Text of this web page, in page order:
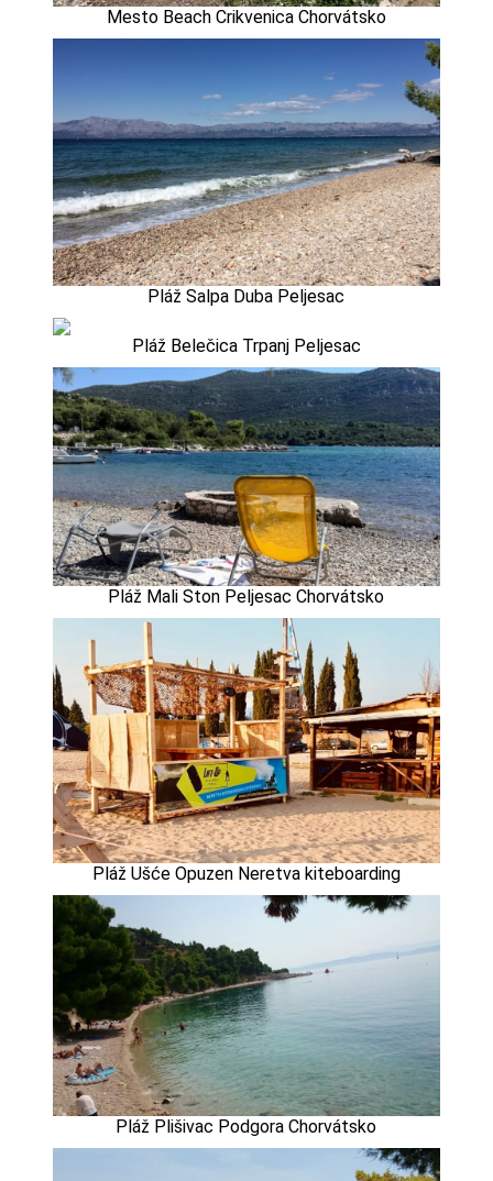
Mesto Beach Crikvenica Chorvátsko
Pláž Salpa Duba Peljesac
Pláž Belečica Trpanj Peljesac
Pláž Mali Ston Peljesac Chorvátsko
Pláž Ušće Opuzen Neretva kiteboarding
Pláž Plišivac Podgora Chorvátsko